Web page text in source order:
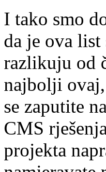
I tako smo
da je ova
razlikuju od
najbolji
se zaputite na
CMS
projekta